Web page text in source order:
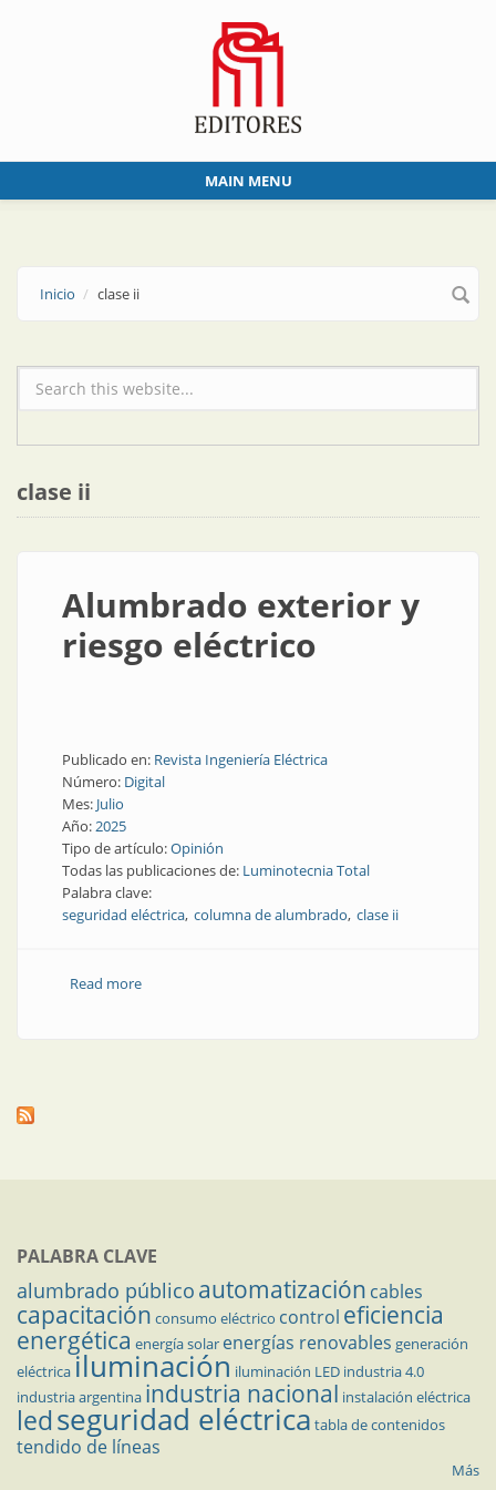
MAIN MENU
Inicio clase ii
Formulario de búsqueda
clase ii
Alumbrado exterior y
riesgo eléctrico
Publicado en: Revista Ingeniería Eléctrica
Número: Digital
Mes: Julio
Año:2025
Tipo de artículo:Opinión
Todas las publicaciones de: Luminotecnia Total
Palabra clave:
seguridad eléctrica columna de alumbrado clase ii
Read moreabout Alumbrado exterior y riesgo eléctrico
PALABRA CLAVE
alumbrado público automatización cables
capacitación consumo eléctrico control eficiencia
energética energía solar energías renovables generación
eléctricailuminación iluminación LED industria 4.0
industria argentina industria nacional instalación eléctrica
ledseguridad eléctrica tabla de contenidos
tendido de líneas
Más